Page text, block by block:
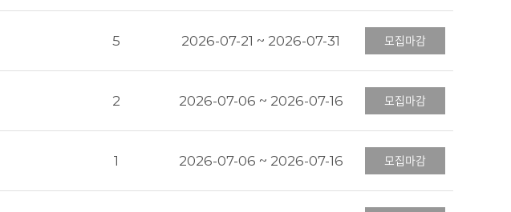
5 2026-07-21 ~ 2026-07-31 모집마감
2 2026-07-06 ~ 2026-07-16 모집마감
1 2026-07-06 ~ 2026-07-16 모집마감